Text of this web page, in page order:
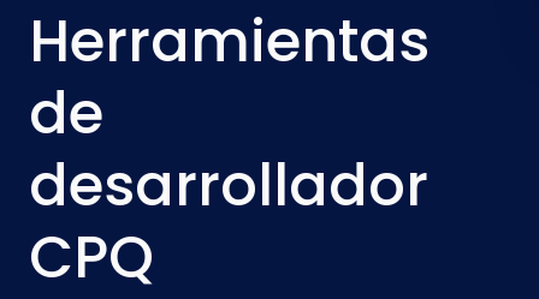
Herramientas
de
desarrollador
CPQ